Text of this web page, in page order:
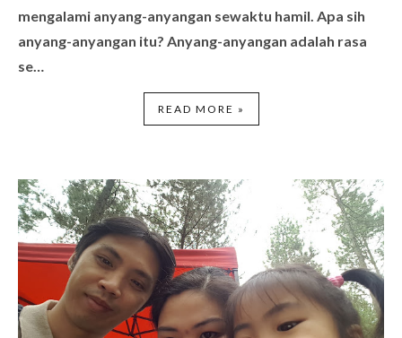
mengalami anyang-anyangan sewaktu hamil. Apa sih
anyang-anyangan itu? Anyang-anyangan adalah rasa
se…
READ MORE »